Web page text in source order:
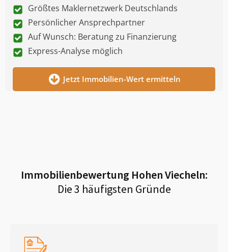
Größtes Maklernetzwerk Deutschlands
Persönlicher Ansprechpartner
Auf Wunsch: Beratung zu Finanzierung
Express-Analyse möglich
Jetzt Immobilien-Wert ermitteln
Immobilienbewertung Hohen Viecheln:
Die 3 häufigsten Gründe